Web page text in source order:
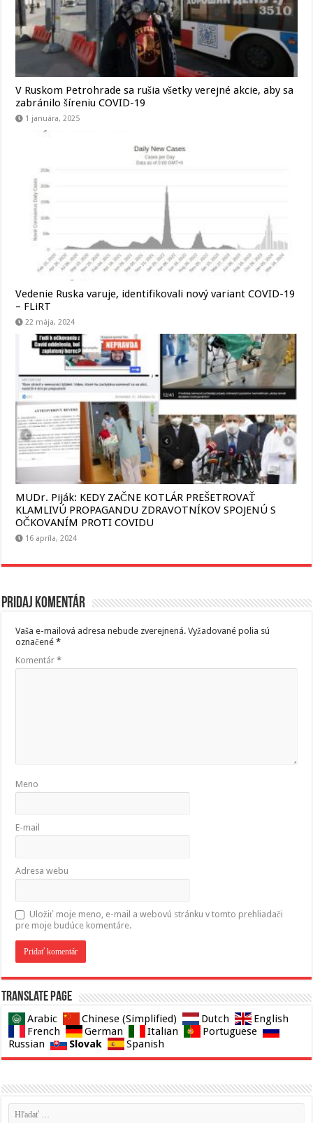
V Ruskom Petrohrade sa rušia všetky verejné akcie, aby sa
zabránilo šíreniu COVID-19
1 januára, 2025
Vedenie Ruska varuje, identifikovali nový variant COVID-19
– FLiRT
22 mája, 2024
MUDr. Piják: KEDY ZAČNE KOTLÁR PREŠETROVAŤ
KLAMLIVÚ PROPAGANDU ZDRAVOTNÍKOV SPOJENÚ S
OČKOVANÍM PROTI COVIDU
16 apríla, 2024
Pridaj komentár
Vaša e-mailová adresa nebude zverejnená. Vyžadované polia sú
označené*
Komentár*
Meno
E-mail
Adresa webu
Uložiť moje meno, e-mail a webovú stránku v tomto prehliadači
pre moje budúce komentáre.
Translate page
Arabic Chinese (Simplified) Dutch
English
French
German Italian
Portuguese
Russian
Slovak Spanish